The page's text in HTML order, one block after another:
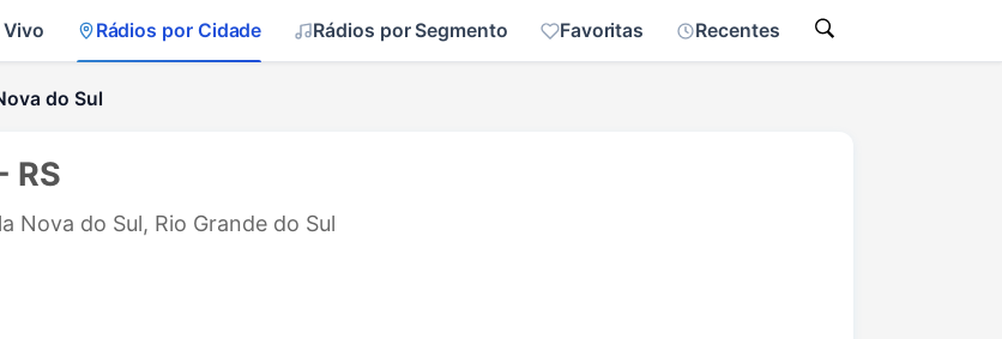
Vivo Rádios por Cidade Rádios por Segmento Favoritas Recentes
do Sul
RS
Nova do Sul, Rio Grande do Sul